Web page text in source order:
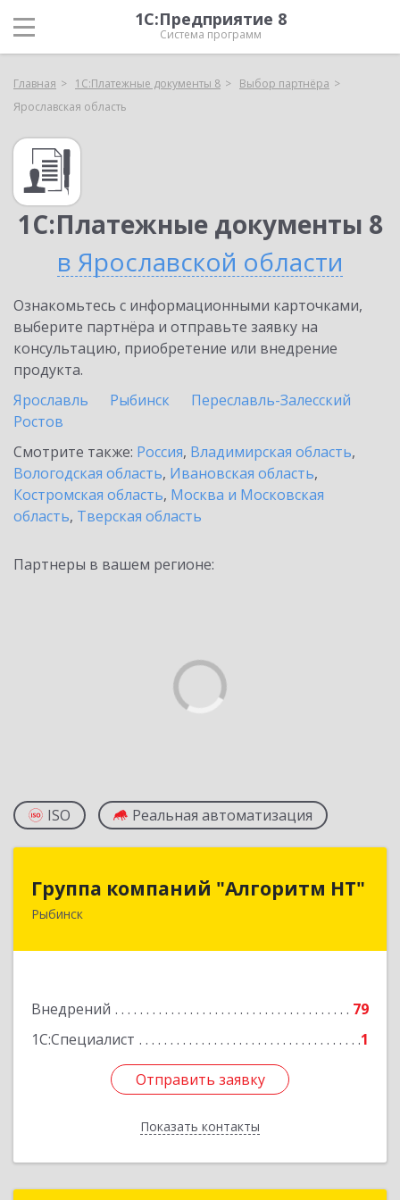
1С:Предприятие 8
Система программ
Главная 1С:Платежные документы 8
Выбор партнёра
Ярославская область
1С:Платежные документы 8
в Ярославской области
Ознакомьтесь с информационными карточками,
выберите партнёра и отправьте заявку на
консультацию, приобретение или внедрение
продукта.
Ярославль
Рыбинск
Переславль-Залесский
Ростов
Смотрите также: Россия, Владимирская область,
Вологодская область, Ивановская область,
Костромская область, Москва и Московская
область, Тверская область
Партнеры в вашем регионе:
ISO Реальная автоматизация
Группа компаний "Алгоритм НТ"
Рыбинск
Внедрений
79
1С:Специалист
1
Отправить заявку
Показать контакты
Группа компаний "Алгоритм НТ"
152901, Ярославская обл, Рыбинский р-н,
Отправить заявку
Назад